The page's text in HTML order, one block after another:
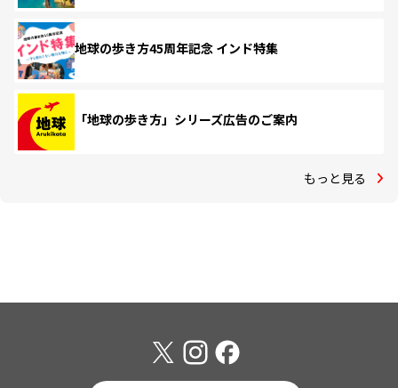
地球の歩き方45周年記念 インド特集
「地球の歩き方」シリーズ広告のご案内
もっと見る